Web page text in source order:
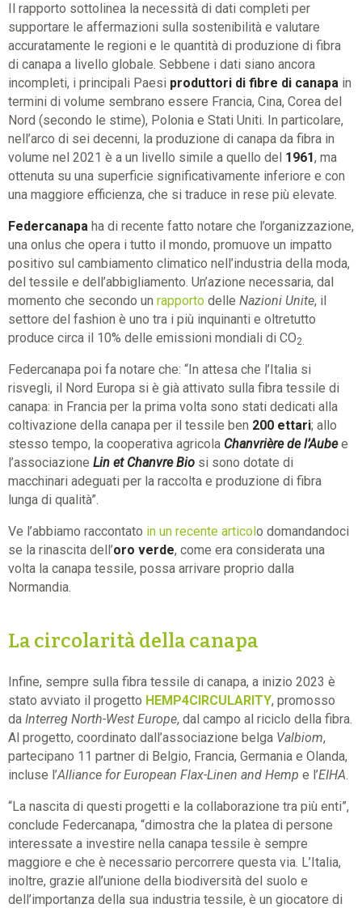
Il rapporto sottolinea la necessità di dati completi per
supportare le affermazioni sulla sostenibilità e valutare
accuratamente le regioni e le quantità di produzione di fibra
di canapa a livello globale. Sebbene i dati siano ancora
incompleti, i principali Paesi produttori di fibre di canapa in
termini di volume sembrano essere Francia, Cina, Corea del
Nord (secondo le stime), Polonia e Stati Uniti. In particolare,
nell’arco di sei decenni, la produzione di canapa da fibra in
volume nel 2021 è a un livello simile a quello del 1961, ma
ottenuta su una superficie significativamente inferiore e con
una maggiore efficienza, che si traduce in rese più elevate.
Federcanapa ha di recente fatto notare che l’organizzazione,
una onlus che opera i tutto il mondo, promuove un impatto
positivo sul cambiamento climatico nell’industria della moda,
del tessile e dell’abbigliamento. Un’azione necessaria, dal
momento che secondo un rapporto delle Nazioni Unite, il
settore del fashion è uno tra i più inquinanti e oltretutto
produce circa il 10% delle emissioni mondiali di CO2.
Federcanapa poi fa notare che: “In attesa che l’Italia si
risvegli, il Nord Europa si è già attivato sulla fibra tessile di
canapa: in Francia per la prima volta sono stati dedicati alla
coltivazione della canapa per il tessile ben 200 ettari; allo
stesso tempo, la cooperativa agricola Chanvrière de l’Aubee
l’associazione Lin et Chanvre Bio si sono dotate di
macchinari adeguati per la raccolta e produzione di fibra
lunga di qualità”.
Ve l’abbiamo raccontato in un recente articol o domandandoci
se la rinascita dell’oro verde, come era considerata una
volta la canapa tessile, possa arrivare proprio dalla
Normandia.
La circolarità della canapa
Infine, sempre sulla fibra tessile di canapa, a inizio 2023 è
stato avviato il progetto HEMP4CIRCULARITY, promosso
da Interreg North-West Europe, dal campo al riciclo della fibra.
Al progetto, coordinato dall’associazione belga Valbiom,
partecipano 11 partner di Belgio, Francia, Germania e Olanda,
incluse l’Alliance for European Flax-Linen and Hemp e l’EIHA.
“La nascita di questi progetti e la collaborazione tra più enti”,
conclude Federcanapa, “dimostra che la platea di persone
interessate a investire nella canapa tessile è sempre
maggiore e che è necessario percorrere questa via. L’Italia,
inoltre, grazie all’unione della biodiversità del suolo e
dell’importanza della sua industria tessile, è un giocatore di